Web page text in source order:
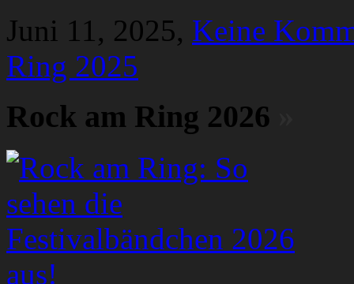
Juni 11, 2025, Keine
Ring 2025
Rock am Ring 2026